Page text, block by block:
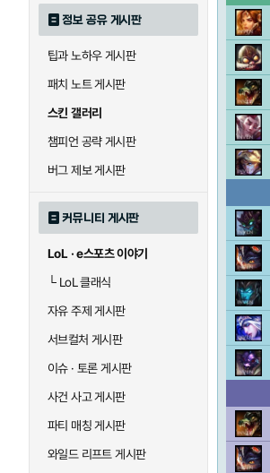
정보 공유 게시판
팁과 노하우 게시판
패치 노트 게시판
스킨 갤러리
챔피언 공략 게시판
버그 제보 게시판
커뮤니티 게시판
LoL · e스포츠 이야기
└LoL 클래식
자유 주제 게시판
서브컬처 게시판
이슈 · 토론 게시판
사건 사고 게시판
파티 매칭 게시판
와일드 리프트 게시판